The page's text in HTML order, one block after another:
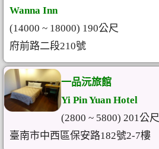
Wanna Inn
(14000 ~ 18000) 190公尺
府前路二段210號
一品沅旅館
Yi Pin Yuan Hotel
(2800 ~ 5800) 201公尺
臺南市中西區保安路182號2-7樓